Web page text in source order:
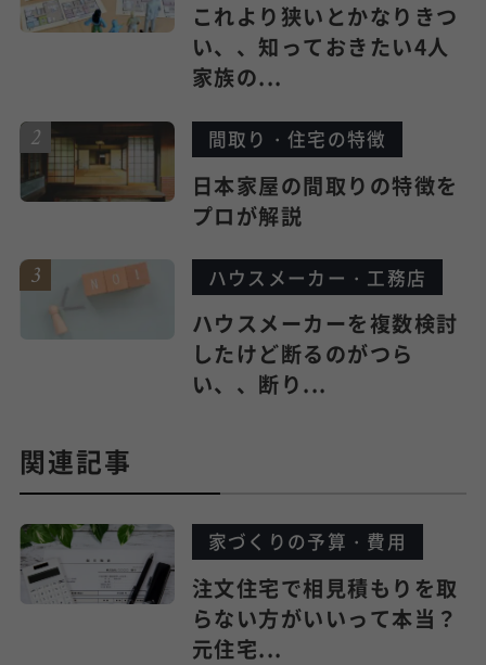
これより狭いとかなりきつ
い、、知っておきたい4人
家族の...
間取り・住宅の特徴
日本家屋の間取りの特徴を
プロが解説
ハウスメーカー・工務店
ハウスメーカーを複数検討
したけど断るのがつら
い、、断り...
関連記事
家づくりの予算・費用
注文住宅で相見積もりを取
らない方がいいって本当？
元住宅...